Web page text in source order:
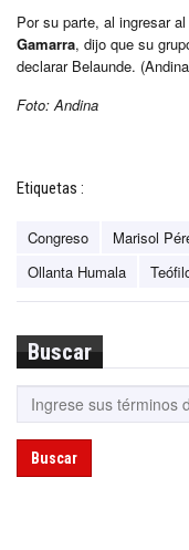
Por su parte, al ingresar
Gamarra, dijo que su
declarar Belaunde.
Foto: Andina
Etiquetas :
Congreso Marisol
Ollanta Humala
Buscar
Buscar